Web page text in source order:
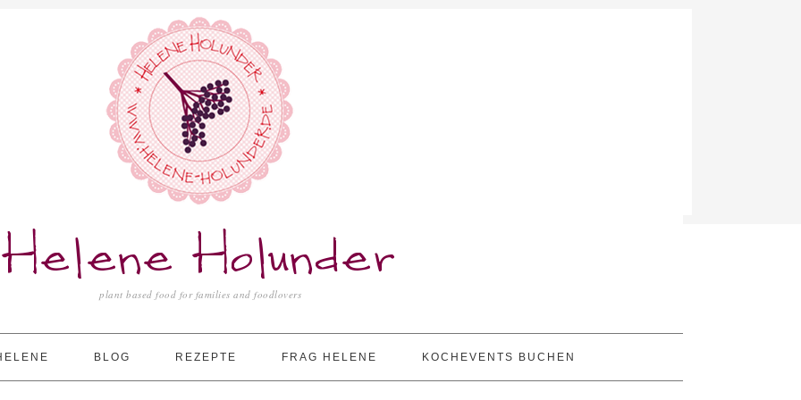
Helene Holunder
plant based food for families and foodlovers
BLOG REZEPTE FRAG HELENE KOCHEVENTS BUCHEN